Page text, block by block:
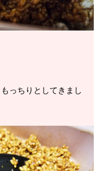
っちりとしてきまし